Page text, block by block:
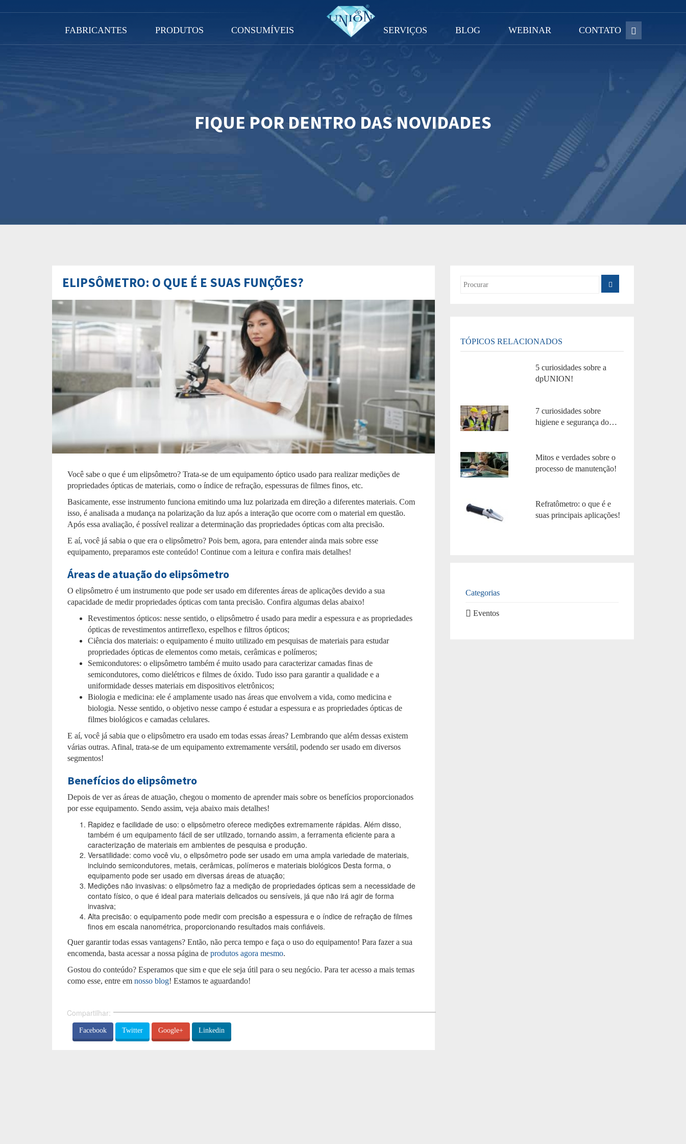
FABRICANTES PRODUTOS CONSUMÍVEIS SERVIÇOS BLOG WEBINAR CONTATO
FIQUE POR DENTRO DAS NOVIDADES
ELIPSÔMETRO: O QUE É E SUAS FUNÇÕES?
Você sabe o que é um elipsômetro? Trata-se de um equipamento óptico usado para realizar medições de
propriedades ópticas de materiais, como o índice de refração, espessuras de filmes finos, etc.
Basicamente, esse instrumento funciona emitindo uma luz polarizada em direção a diferentes materiais. Com
isso, é analisada a mudança na polarização da luz após a interação que ocorre com o material em questão.
Após essa avaliação, é possível realizar a determinação das propriedades ópticas com alta precisão.
E aí, você já sabia o que era o elipsômetro? Pois bem, agora, para entender ainda mais sobre esse
equipamento, preparamos este conteúdo! Continue com a leitura e confira mais detalhes!
Áreas de atuação do elipsômetro
O elipsômetro é um instrumento que pode ser usado em diferentes áreas de aplicações devido a sua
capacidade de medir propriedades ópticas com tanta precisão. Confira algumas delas abaixo!
Revestimentos ópticos: nesse sentido, o elipsômetro é usado para medir a espessura e as propriedades
ópticas de revestimentos antirreflexo, espelhos e filtros ópticos;
Ciência dos materiais: o equipamento é muito utilizado em pesquisas de materiais para estudar
propriedades ópticas de elementos como metais, cerâmicas e polímeros;
Semicondutores: o elipsômetro também é muito usado para caracterizar camadas finas de
semicondutores, como dielétricos e filmes de óxido. Tudo isso para garantir a qualidade e a
uniformidade desses materiais em dispositivos eletrônicos;
Biologia e medicina: ele é amplamente usado nas áreas que envolvem a vida, como medicina e
biologia. Nesse sentido, o objetivo nesse campo é estudar a espessura e as propriedades ópticas de
filmes biológicos e camadas celulares.
E aí, você já sabia que o elipsômetro era usado em todas essas áreas? Lembrando que além dessas existem
várias outras. Afinal, trata-se de um equipamento extremamente versátil, podendo ser usado em diversos
segmentos!
Benefícios do elipsômetro
Depois de ver as áreas de atuação, chegou o momento de aprender mais sobre os benefícios proporcionados
por esse equipamento. Sendo assim, veja abaixo mais detalhes!
Rapidez e facilidade de uso: o elipsômetro oferece medições extremamente rápidas. Além disso,
também é um equipamento fácil de ser utilizado, tornando assim, a ferramenta eficiente para a
caracterização de materiais em ambientes de pesquisa e produção.
Versatilidade: como você viu, o elipsômetro pode ser usado em uma ampla variedade de materiais,
incluindo semicondutores, metais, cerâmicas, polímeros e materiais biológicos Desta forma, o
equipamento pode ser usado em diversas áreas de atuação;
Medições não invasivas: o elipsômetro faz a medição de propriedades ópticas sem a necessidade de
contato físico, o que é ideal para materiais delicados ou sensíveis, já que não irá agir de forma
invasiva;
Alta precisão: o equipamento pode medir com precisão a espessura e o índice de refração de filmes
finos em escala nanométrica, proporcionando resultados mais confiáveis.
Quer garantir todas essas vantagens? Então, não perca tempo e faça o uso do equipamento! Para fazer a sua
encomenda, basta acessar a nossa página de produtos agora mesmo.
Gostou do conteúdo? Esperamos que sim e que ele seja útil para o seu negócio. Para ter acesso a mais temas
como esse, entre em nosso blog! Estamos te aguardando!
Compartilhar:
Facebook Twitter Google+ Linkedin
TÓPICOS RELACIONADOS
5 curiosidades sobre a
dpUNION!
7 curiosidades sobre
higiene e segurança do
Mitos e verdades sobre o
processo de manutenção!
Refratômetro: o que é e
suas principais aplicações!
Categorias
Eventos